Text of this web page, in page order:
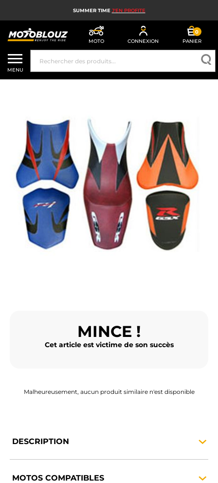
SUMMER TIME J'EN PROFITE
MOTO CONNEXION
0
PANIER
CASQUE MOTO
ÉQUIPEMENT MOTO HOMME
MX, ENDURO ET TRIAL
HIGH TECH MOTO
AIRBAG MOTO
PIÈCES MOTO ET OUTILLAGE
ACCESSOIRES MOTO
BAGAGERIE MOTO
PNEUS MOTO
FR | EUR € — MODIFIER
MENU
MINCE !
Cet article est victime de son succès
Malheureusement, aucun produit similaire n'est disponible
DESCRIPTION
MOTOS COMPATIBLES